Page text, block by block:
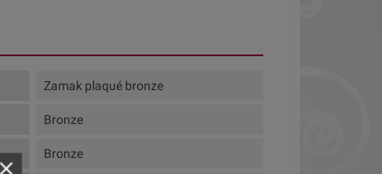
Zamak plaqué bronze
Bronze
Bronze